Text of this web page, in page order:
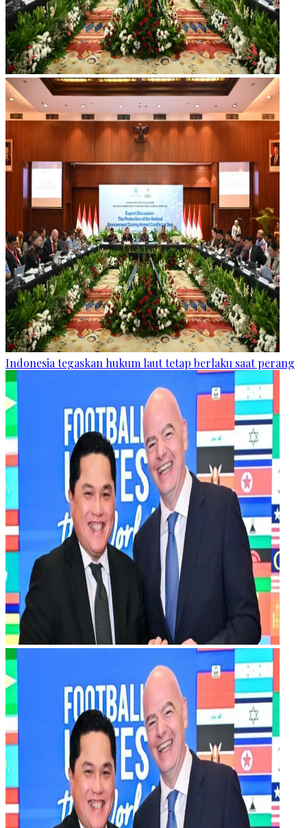
Indonesia tegaskan hukum laut tetap berlaku saat perang